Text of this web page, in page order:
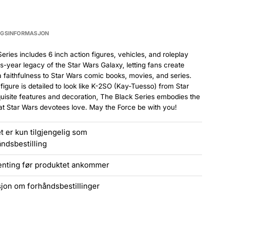
includes 6 inch action figures, vehicles, and roleplay
year legacy of the Star Wars Galaxy, letting fans create
to Star Wars comic books, movies, and series.
is detailed to look like K-2SO (Kay-Tuesso) from Star
features and decoration, The Black Series embodies the
Star Wars devotees love. May the Force be with you!
er kun tilgjengelig som
før produktet ankommer
om forhåndsbestillinger